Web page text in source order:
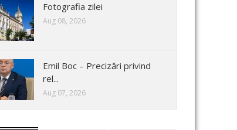
Fotografia zilei
Aug 08, 2026
Emil Boc – Precizări privind
rel...
Aug 07, 2026